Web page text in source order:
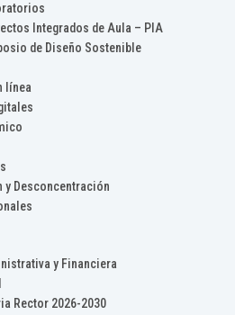
Integrados de Aula – PIA
de Diseño Sostenible
línea
y Desconcentración
y Financiera
Rector 2026-2030